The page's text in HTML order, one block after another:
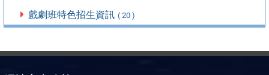
戲劇班特色招生資訊 ( 20 )